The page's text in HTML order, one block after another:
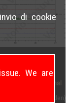
di cookie
We are
4.0 International
(cross load forbidden)